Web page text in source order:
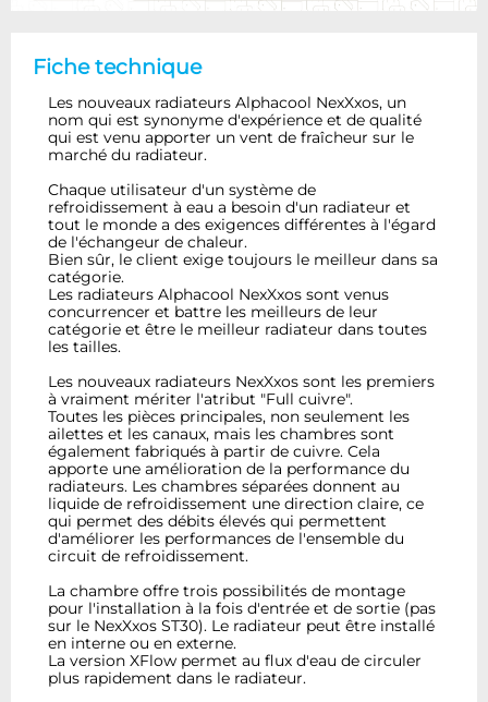
Fiche technique
Les nouveaux radiateurs Alphacool NexXxos, un
nom qui est synonyme d'expérience et de qualité
qui est venu apporter un vent de fraîcheur sur le
marché du radiateur.
Chaque utilisateur d'un système de
refroidissement à eau a besoin d'un radiateur et
tout le monde a des exigences différentes à l'égard
de l'échangeur de chaleur.
Bien sûr, le client exige toujours le meilleur dans sa
catégorie.
Les radiateurs Alphacool NexXxos sont venus
concurrencer et battre les meilleurs de leur
catégorie et être le meilleur radiateur dans toutes
les tailles.
Les nouveaux radiateurs NexXxos sont les premiers
à vraiment mériter l'atribut "Full cuivre".
Toutes les pièces principales, non seulement les
ailettes et les canaux, mais les chambres sont
également fabriqués à partir de cuivre. Cela
apporte une amélioration de la performance du
radiateurs. Les chambres séparées donnent au
liquide de refroidissement une direction claire, ce
qui permet des débits élevés qui permettent
d'améliorer les performances de l'ensemble du
circuit de refroidissement.
La chambre offre trois possibilités de montage
pour l'installation à la fois d'entrée et de sortie (pas
sur le NexXxos ST30). Le radiateur peut être installé
en interne ou en externe.
La version XFlow permet au flux d'eau de circuler
plus rapidement dans le radiateur.